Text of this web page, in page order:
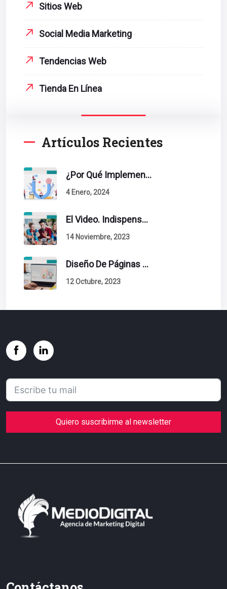
Sitios Web
Social Media Marketing
Tendencias Web
Tienda En Línea
Artículos Recientes
¿Por Qué Implementar La Metodología Inbound Marketing En Tu Empresa?
4 Enero, 2024
El Video. Indispensable En Tu Estrategia De Contenidos.
14 Noviembre, 2023
Diseño De Páginas Web. Esto Debe Tener Un Sitio Exitoso.
12 Octubre, 2023
Quiero suscribirme al newsletter